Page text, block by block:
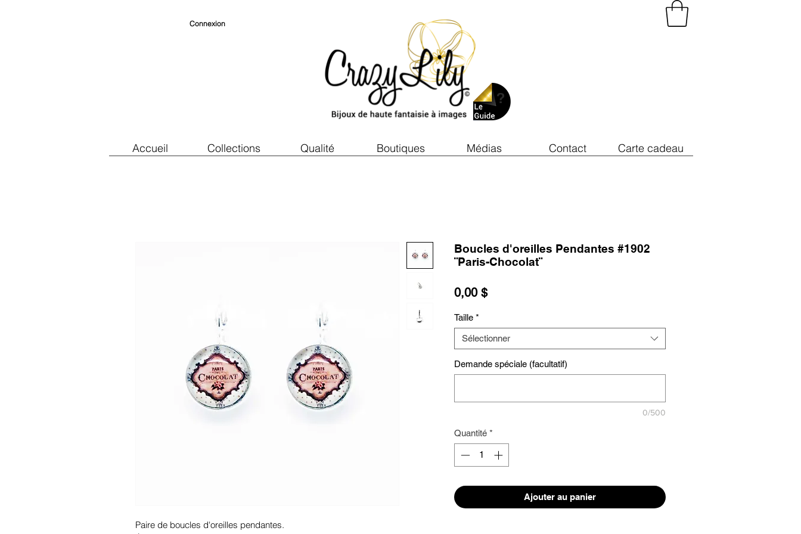
Accueil Collections Qualité Boutiques Médias Contact Carte cadeau
Connexion
Paire de boucles d'oreilles pendantes.
Boucles d'oreilles Pendantes #1902
¨Paris-Chocolat¨
0,00 $Prix
Taille *
Sélectionner
Demande spéciale (facultatif)
0/500
Quantité *
Ajouter au panier